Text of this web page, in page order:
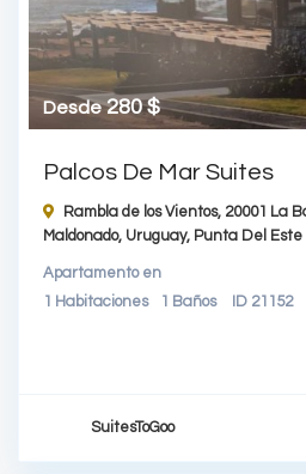
Desde280 $
Palcos De Mar Suites
Rambla de los Vientos, 20001 La
Maldonado, Uruguay, Punta Del Este
Apartamentoen
1 Habitaciones 1 Baños ID 21152
SuitesToGoo